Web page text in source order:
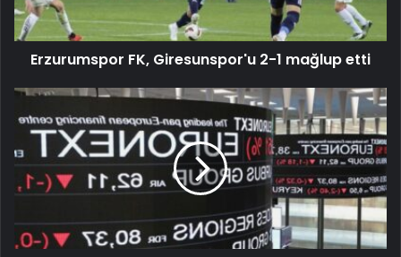
Erzurumspor FK, Giresunspor'u 2-1 mağlup etti